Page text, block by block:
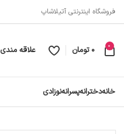
فروشگاه اینترنتی آتیلاشاپ
0
0 تومان علاقه مندی
خانهدخترانهپسرانهنوزادی